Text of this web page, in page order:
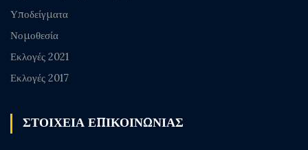
Υποδείγματα
Νομοθεσία
Εκλογές 2021
Εκλογές 2017
ΣΤΟΙΧΕΙΑ ΕΠΙΚΟΙΝΩΝΙΑΣ